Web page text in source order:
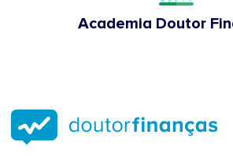
Academia Doutor